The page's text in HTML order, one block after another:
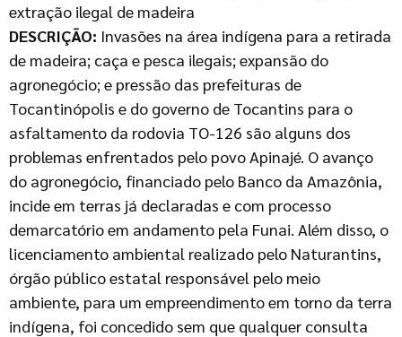
extração ilegal de madeira
DESCRIÇÃO: Invasões na área indígena para a retirada
de madeira; caça e pesca ilegais; expansão do
agronegócio; e pressão das prefeituras de
Tocantinópolis e do governo de Tocantins para o
asfaltamento da rodovia TO-126 são alguns dos
problemas enfrentados pelo povo Apinajé. O avanço
do agronegócio, financiado pelo Banco da Amazônia,
incide em terras já declaradas e com processo
demarcatório em andamento pela Funai. Além disso, o
licenciamento ambiental realizado pelo Naturantins,
órgão público estatal responsável pelo meio
ambiente, para um empreendimento em torno da terra
indígena, foi concedido sem que qualquer consulta